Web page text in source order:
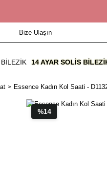
Bize Ulaşın
14 AYAR SOLIS
Essence Kadın Kol Saati -
%14